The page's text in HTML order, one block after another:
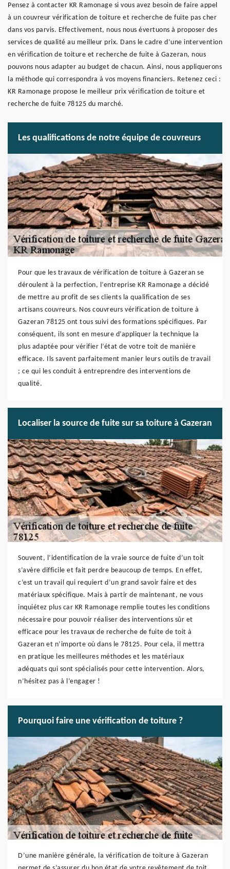
Pensez à contacter KR Ramonage si vous avez besoin de faire appel
à un couvreur vérification de toiture et recherche de fuite pas cher
dans vos parvis. Effectivement, nous nous évertuons à proposer des
services de qualité au meilleur prix. Dans le cadre d’une intervention
en vérification de toiture et recherche de fuite à Gazeran, nous
pouvons nous adapter au budget de chacun. Ainsi, nous appliquerons
la méthode qui correspondra à vos moyens financiers. Retenez ceci :
KR Ramonage propose le meilleur prix vérification de toiture et
recherche de fuite 78125 du marché.
Les qualifications de notre équipe de couvreurs
Pour que les travaux de vérification de toiture à Gazeran se
déroulent à la perfection, l’entreprise KR Ramonage a décidé
de mettre au profit de ses clients la qualification de ses
artisans couvreurs. Nos couvreurs vérification de toiture à
Gazeran 78125 ont tous suivi des formations spécifiques. Par
conséquent, ils sont en mesure d’appliquer la technique la
plus adaptée pour vérifier l’état de votre toit de manière
efficace. Ils savent parfaitement manier leurs outils de travail
; ce qui les conduit à entreprendre des interventions de
qualité.
Localiser la source de fuite sur sa toiture à Gazeran
Souvent, l’identification de la vraie source de fuite d’un toit
s’avère difficile et fait perdre beaucoup de temps. En effet,
c’est un travail qui requiert d’un grand savoir faire et des
matériaux spécifique. Mais à partir de maintenant, ne vous
inquiétez plus car KR Ramonage remplie toutes les conditions
nécessaire pour pouvoir réaliser des interventions sûr et
efficace pour les travaux de recherche de fuite de toit à
Gazeran et n’importe où dans le 78125. Pour cela, il mettra
en pratique les meilleures méthodes et les matériaux
adéquats qui sont spécialisés pour cette intervention. Alors,
n’hésitez pas à l’engager !
Pourquoi faire une vérification de toiture ?
D’une manière générale, la vérification de toiture à Gazeran